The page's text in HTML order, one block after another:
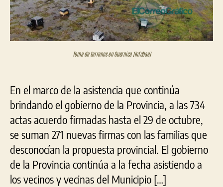
Toma de terrenos en Guernica (Infobae)
En el marco de la asistencia que continúa
brindando el gobierno de la Provincia, a las 734
actas acuerdo firmadas hasta el 29 de octubre,
se suman 271 nuevas firmas con las familias que
desconocían la propuesta provincial. El gobierno
de la Provincia continúa a la fecha asistiendo a
los vecinos y vecinas del Municipio […]